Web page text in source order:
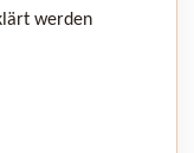
werden